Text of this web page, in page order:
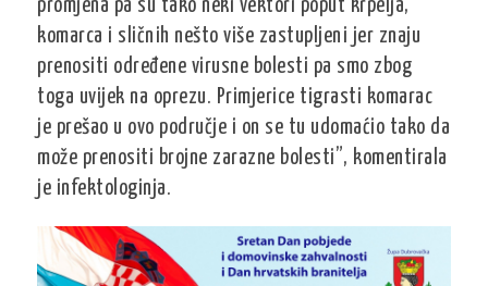
promjena pa su tako neki vektori poput krpelja,
komarca i sličnih nešto više zastupljeni jer znaju
prenositi određene virusne bolesti pa smo zbog
toga uvijek na oprezu. Primjerice tigrasti komarac
je prešao u ovo područje i on se tu udomaćio tako da
može prenositi brojne zarazne bolesti”, komentirala
je infektologinja.